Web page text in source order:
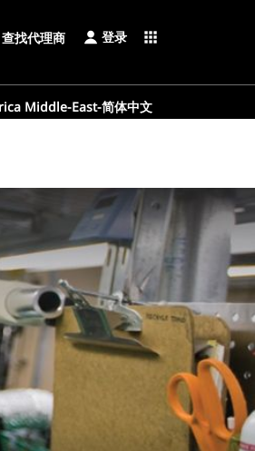
查找代理商 登录 apps
Middle-East-简体中文